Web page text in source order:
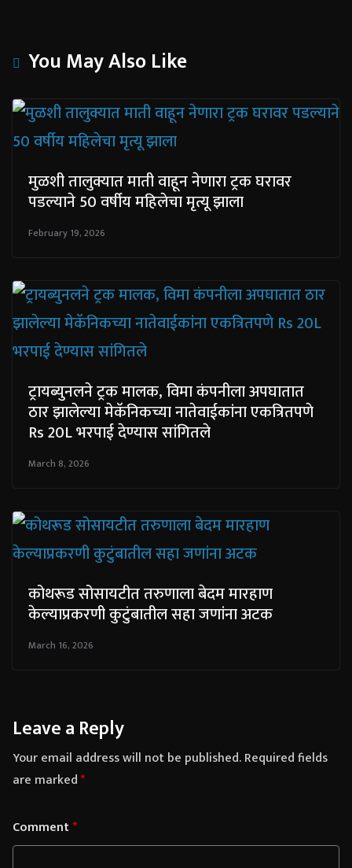
You May Also Like
मुळशी तालुक्यात माती वाहून नेणारा ट्रक घरावर
पडल्याने 50 वर्षीय महिलेचा मृत्यू झाला
February 19, 2026
ट्रायब्युनलने ट्रक मालक, विमा कंपनीला अपघातात
ठार झालेल्या मेकॅनिकच्या नातेवाईकांना एकत्रितपणे
Rs 20L भरपाई देण्यास सांगितले
March 8, 2026
कोथरूड सोसायटीत तरुणाला बेदम मारहाण
केल्याप्रकरणी कुटुंबातील सहा जणांना अटक
March 16, 2026
Leave a Reply
Your email address will not be published.Required fields
are marked*
Comment*